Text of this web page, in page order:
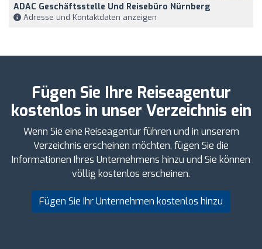
ADAC Geschäftsstelle Und Reisebüro Nürnberg
Adresse und Kontaktdaten anzeigen
Fügen Sie Ihre Reiseagentur
kostenlos in unser Verzeichnis ein
Wenn Sie eine Reiseagentur führen und in unserem
Verzeichnis erscheinen möchten, fügen Sie die
Informationen Ihres Unternehmens hinzu und Sie können
völlig kostenlos erscheinen.
Fügen Sie Ihr Unternehmen kostenlos hinzu